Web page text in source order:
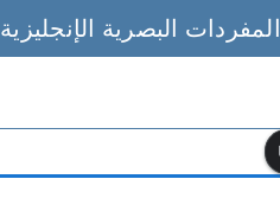
المفردات البصرية الإنجليزية